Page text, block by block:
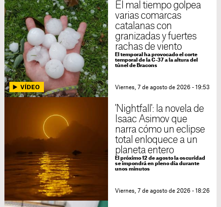
El mal tiempo golpea
varias comarcas
catalanas con
granizadas y fuertes
rachas de viento
El temporal ha provocado el corte
temporal de la C-37 a la altura del
túnel de Bracons
Viernes, 7 de agosto de 2026 - 19:53
'Nightfall': la novela de
Isaac Asimov que
narra cómo un eclipse
total enloquece a un
planeta entero
El próximo 12 de agosto la oscuridad
se impondrá en pleno día durante
unos minutos
Viernes, 7 de agosto de 2026 - 18:26